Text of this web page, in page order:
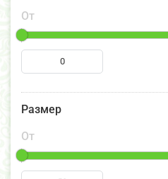
От
Размер
От